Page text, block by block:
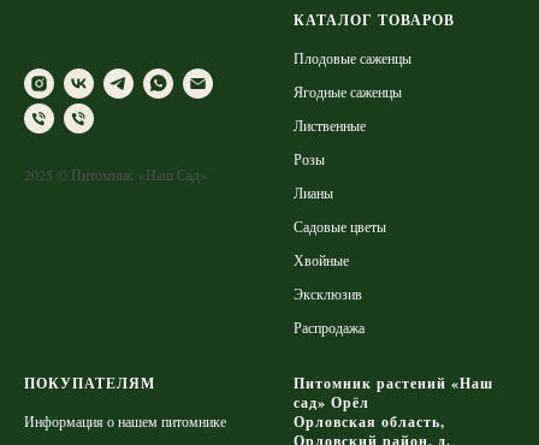
2025 © Питомник «Наш Сад»
КАТАЛОГ ТОВАРОВ
Плодовые саженцы
Ягодные саженцы
Лиственные
Розы
Лианы
Садовые цветы
Хвойные
Эксклюзив
Распродажа
ПОКУПАТЕЛЯМ
Информация о нашем питомнике
Питомник растений «Наш
сад» Орёл
Орловская область,